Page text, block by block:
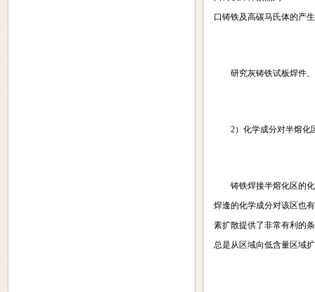
口铸铁及高碳马氏体的产
研究灰铸铁试板焊件、
2）化学成分对半熔化
铸铁焊接半熔化区的化
焊逢的化学成分对该区也
素扩散提供了非常有利的
总是从区域向低含量区域